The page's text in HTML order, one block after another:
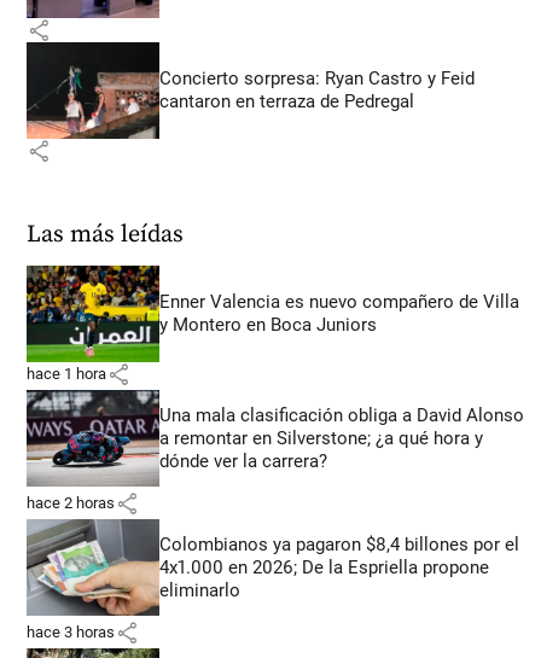
share
Concierto sorpresa: Ryan Castro y Feid
cantaron en terraza de Pedregal
share
Las más leídas
Enner Valencia es nuevo compañero de Villa
y Montero en Boca Juniors
hace 1 hora share
Una mala clasificación obliga a David Alonso
a remontar en Silverstone; ¿a qué hora y
dónde ver la carrera?
hace 2 horas share
Colombianos ya pagaron $8,4 billones por el
4x1.000 en 2026; De la Espriella propone
eliminarlo
hace 3 horas share